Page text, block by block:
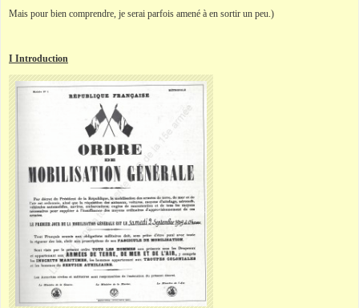
Mais pour bien comprendre, je serai parfois amené à en sortir un peu.)
I Introduction